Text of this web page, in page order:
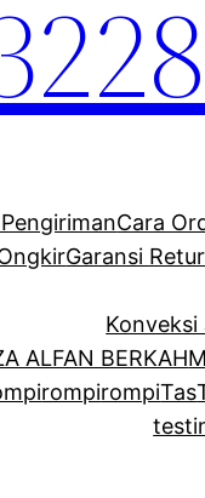
Cara
Garansi Retur
Konveksi
ALFAN BERKAH
rompirompiTas